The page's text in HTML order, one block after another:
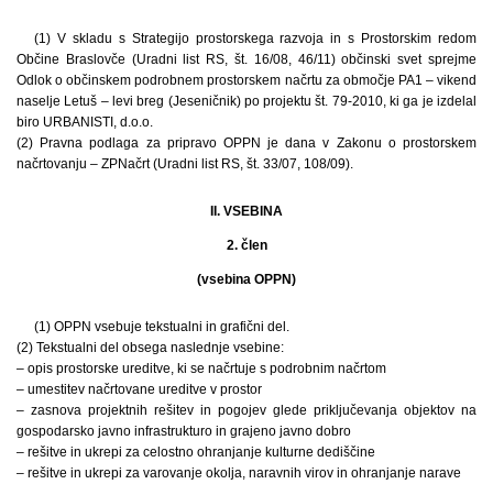
(1) V skladu s Strategijo prostorskega razvoja in s Prostorskim redom
Občine Braslovče (Uradni list RS, št. 16/08, 46/11) občinski svet sprejme
Odlok o občinskem podrobnem prostorskem načrtu za območje PA1 – vikend
naselje Letuš – levi breg (Jeseničnik) po projektu št. 79-2010, ki ga je izdelal
biro URBANISTI, d.o.o.
(2) Pravna podlaga za pripravo OPPN je dana v Zakonu o prostorskem
načrtovanju – ZPNačrt (Uradni list RS, št. 33/07, 108/09).
II. VSEBINA
2. člen
(vsebina OPPN)
(1) OPPN vsebuje tekstualni in grafični del.
(2) Tekstualni del obsega naslednje vsebine:
– opis prostorske ureditve, ki se načrtuje s podrobnim načrtom
– umestitev načrtovane ureditve v prostor
– zasnova projektnih rešitev in pogojev glede priključevanja objektov na
gospodarsko javno infrastrukturo in grajeno javno dobro
– rešitve in ukrepi za celostno ohranjanje kulturne dediščine
– rešitve in ukrepi za varovanje okolja, naravnih virov in ohranjanje narave